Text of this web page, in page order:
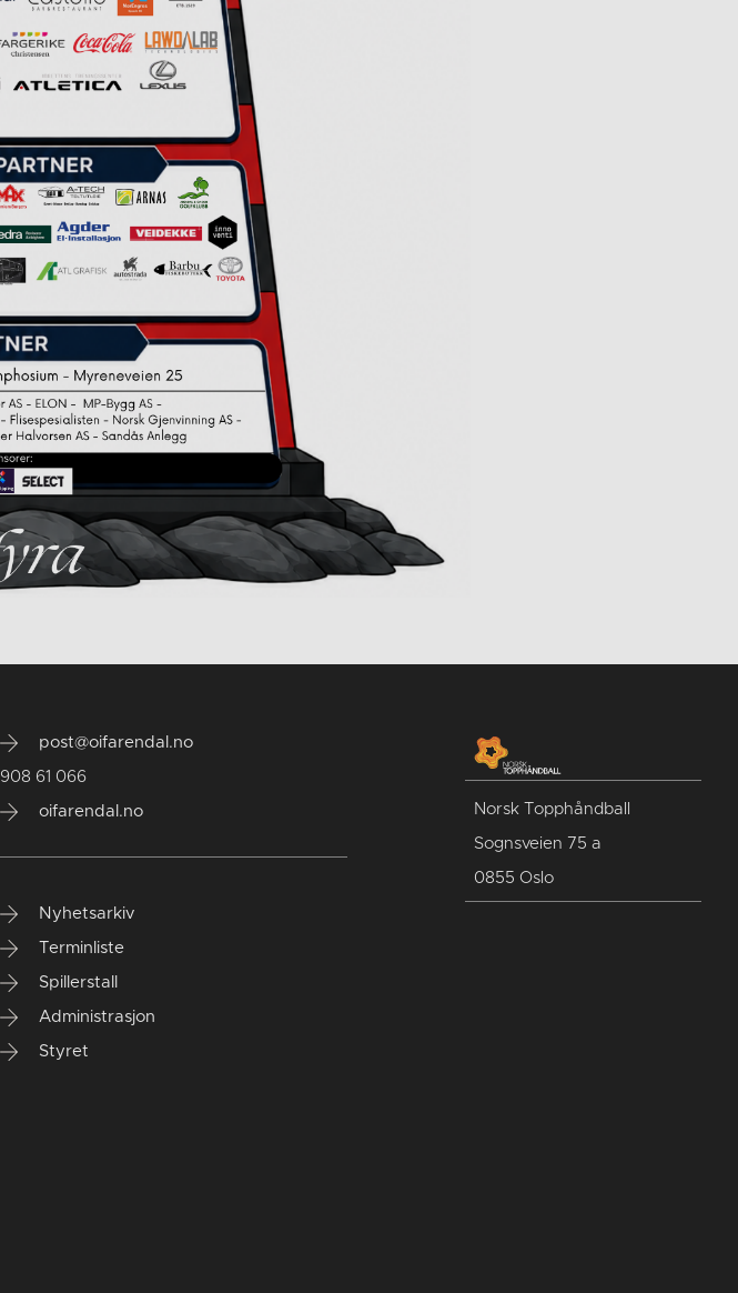
post@oifarendal.no
908 61 066
oifarendal.no
Nyhetsarkiv
Terminliste
Spillerstall
Administrasjon
Styret
Norsk Topphåndball
Sognsveien 75 a
0855 Oslo